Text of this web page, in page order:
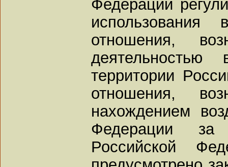
Федерации
использования
отношения,
территории
отношения,
нахождением
Федерации за
Российской